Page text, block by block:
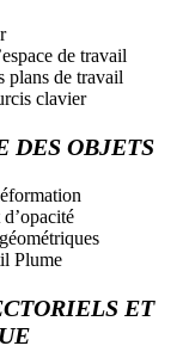
de travail
plans de travail
clavier
DES OBJETS
Plume
ET